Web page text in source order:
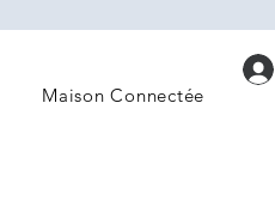
Maison Connectée